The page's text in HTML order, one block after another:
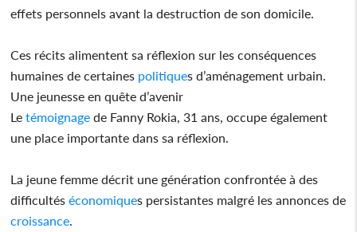
effets personnels avant la destruction de son domicile.
Ces récits alimentent sa réflexion sur les conséquences
humaines de certaines politiques d’aménagement urbain.
Une jeunesse en quête d’avenir
Le témoignage de Fanny Rokia, 31 ans, occupe également
une place importante dans sa réflexion.
La jeune femme décrit une génération confrontée à des
difficultés économiques persistantes malgré les annonces de
croissance.